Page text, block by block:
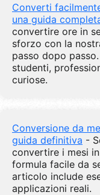
Converti
una guida
convertire ore in
sforzo con la
passo dopo
studenti,
curiose.
Conversione da
guida definitiva -
convertire i mesi
formula facile da
articolo include
applicazioni reali.